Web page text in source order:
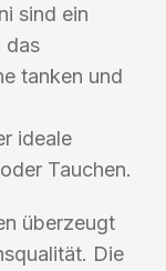
sind ein
das
tanken und
ideale
Tauchen.
überzeugt
Die